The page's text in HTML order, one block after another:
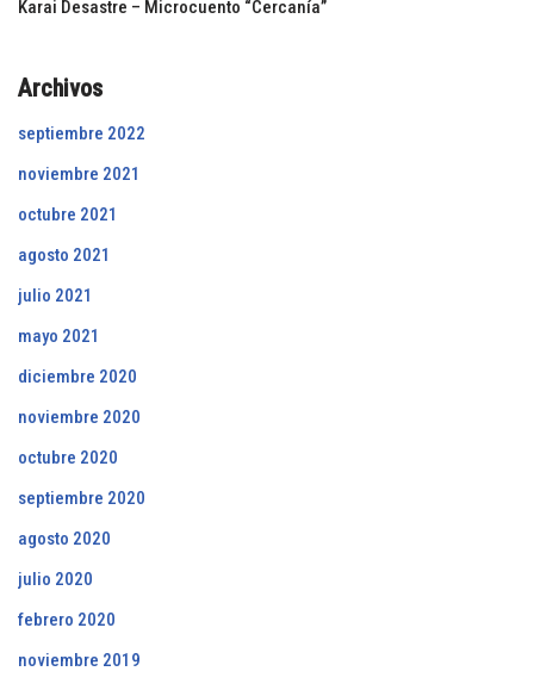
Karai Desastre – Microcuento “Cercanía”
Archivos
septiembre 2022
noviembre 2021
octubre 2021
agosto 2021
julio 2021
mayo 2021
diciembre 2020
noviembre 2020
octubre 2020
septiembre 2020
agosto 2020
julio 2020
febrero 2020
noviembre 2019